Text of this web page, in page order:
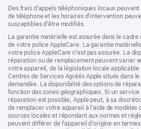
nouvelle
fenêtre)
une
nouvelle
fenêtre)
une
nouvelle
Des frais d’appels téléphoniques locaux peuvent
de téléphone et les horaires d’intervention
susceptibles d’être modifiés.
La garantie matérielle est assurée dans le
de votre police AppleCare. La garantie
votre police AppleCare n’est pas assurée. La
réparation ou de remplacement peuvent varier
votre appareil, de la législation locale applicable
Centres de Services Agréés Apple situés dans
demandée. La disponibilité des options de
fonction des zones géographiques. Si un service
réparation est possible, Apple peut, à sa
de remplacer votre appareil à l’aide de modèles
sources locales et répondant aux normes et
peuvent différer de l’appareil d’origine en